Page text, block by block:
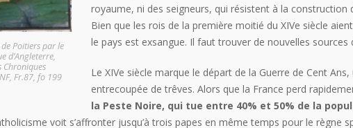
Poitiers par le
d’Angleterre,
Chroniques
Fr.87, fo 199
royaume, ni des seigneurs, qui résistent à la construction
Bien que les rois de la première moitié du XIVe siècle
le pays est exsangue. Il faut trouver de nouvelles sources
Le XIVe siècle marque le départ de la Guerre de Cent
entrecoupée de trêves. Alors que la France perd
la Peste Noire, qui tue entre 40% et 50% de la
voit s’affronter jusqu’à trois papes en même temps pour le règne